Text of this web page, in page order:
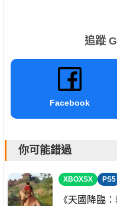
追蹤
Facebook
你可能錯過
XBOXSX PS5
《天國降臨